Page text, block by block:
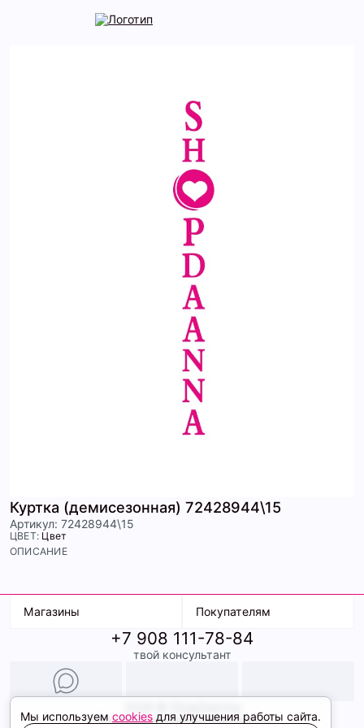
Куртка (демисезонная) 72428944\15
Артикул: 72428944\15
ЦВЕТ: Цвет
ОПИСАНИЕ
Магазины
ТК Терминал
ТРК Континент
Покупателям
Доставка
Условия оплаты
Образы
+7 908 111-78-84
твой консультант
Политика конфиденциальности
Мы используем cookies для улучшения работы сайта.